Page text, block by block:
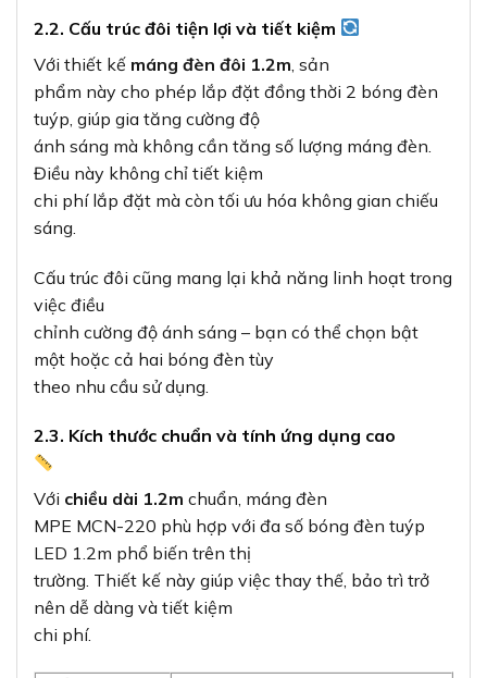
2.2. Cấu trúc đôi tiện lợi và tiết kiệm
Với thiết kế máng đèn đôi 1.2m , sản
phẩm này cho phép lắp đặt đồng thời 2 bóng đèn
tuýp, giúp gia tăng cường độ
ánh sáng mà không cần tăng số lượng máng đèn.
Điều này không chỉ tiết kiệm
chi phí lắp đặt mà còn tối ưu hóa không gian chiếu
sáng.
Cấu trúc đôi cũng mang lại khả năng linh hoạt trong
việc điều
chỉnh cường độ ánh sáng – bạn có thể chọn bật
một hoặc cả hai bóng đèn tùy
theo nhu cầu sử dụng.
2.3. Kích thước chuẩn và tính ứng dụng cao
Với chiều dài 1.2m chuẩn, máng đèn
MPE MCN-220 phù hợp với đa số bóng đèn tuýp
LED 1.2m phổ biến trên thị
trường. Thiết kế này giúp việc thay thế, bảo trì trở
nên dễ dàng và tiết kiệm
chi phí.